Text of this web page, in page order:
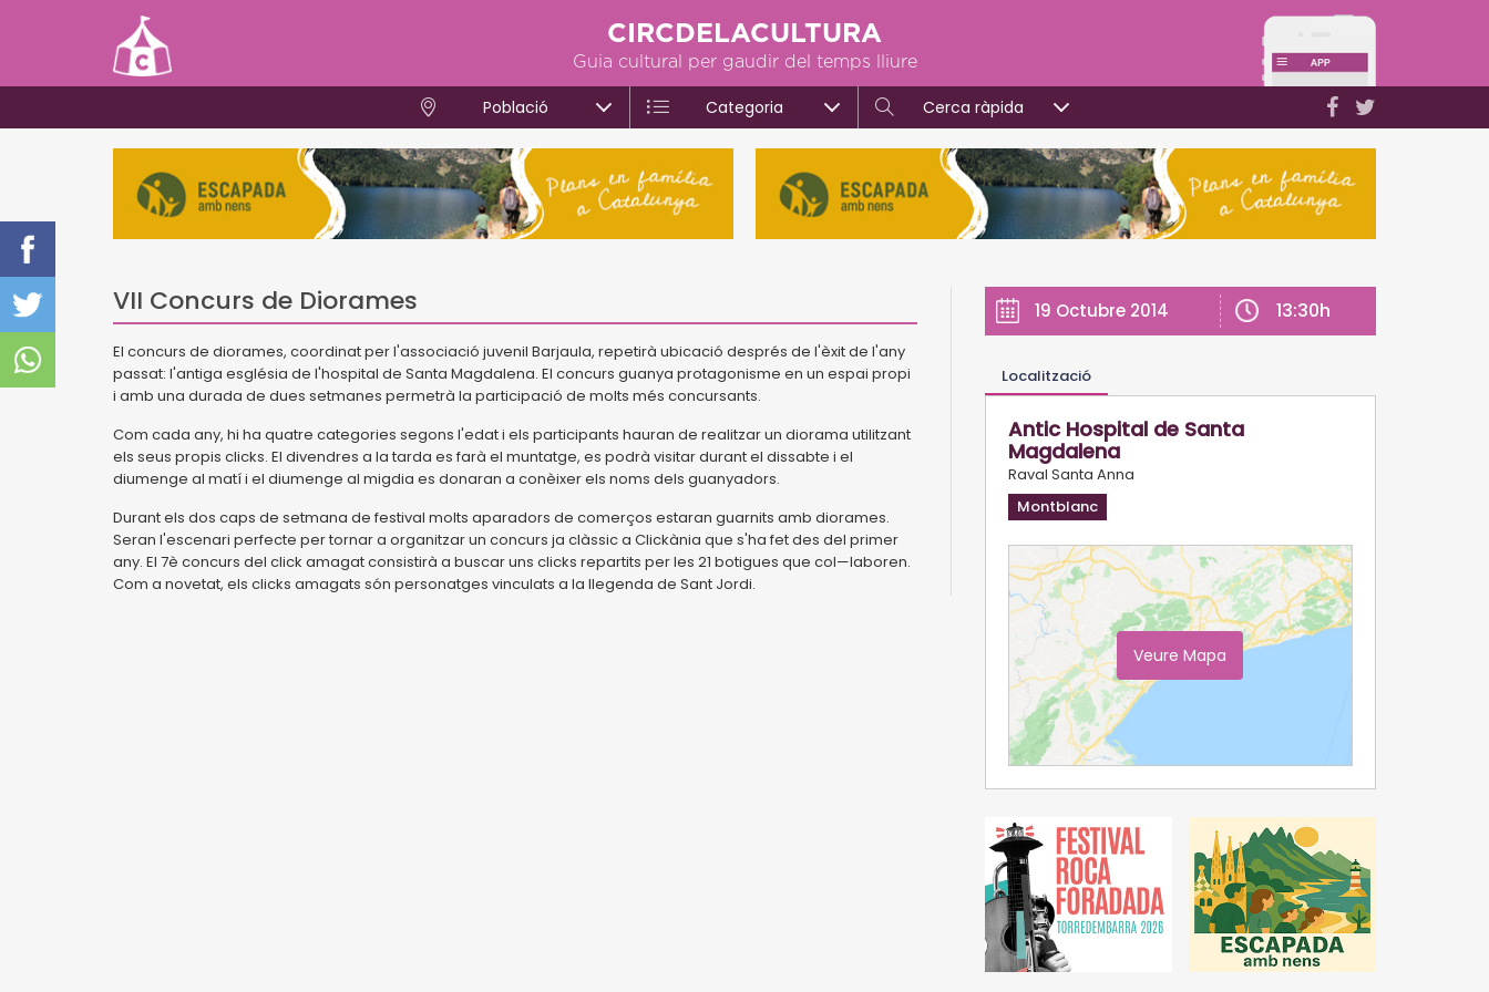
CIRCDELACULTURA
Guia cultural per gaudir del temps lliure
Població Categoria Cerca ràpida
VII Concurs de Diorames
El concurs de diorames, coordinat per l'associació juvenil Barjaula, repetirà ubicació després de l'èxit de l'any
passat: l'antiga església de l'hospital de Santa Magdalena. El concurs guanya protagonisme en un espai propi
i amb una durada de dues setmanes permetrà la participació de molts més concursants.
Com cada any, hi ha quatre categories segons l'edat i els participants hauran de realitzar un diorama utilitzant
els seus propis clicks. El divendres a la tarda es farà el muntatge, es podrà visitar durant el dissabte i el
diumenge al matí i el diumenge al migdia es donaran a conèixer els noms dels guanyadors.
Durant els dos caps de setmana de festival molts aparadors de comerços estaran guarnits amb diorames.
Seran l'escenari perfecte per tornar a organitzar un concurs ja clàssic a Clickània que s'ha fet des del primer
any. El 7è concurs del click amagat consistirà a buscar uns clicks repartits per les 21 botigues que col—laboren.
Com a novetat, els clicks amagats són personatges vinculats a la llegenda de Sant Jordi.
19 Octubre 2014 13:30h
Localització
Antic Hospital de Santa
Magdalena
Raval Santa Anna
Montblanc
Veure Mapa